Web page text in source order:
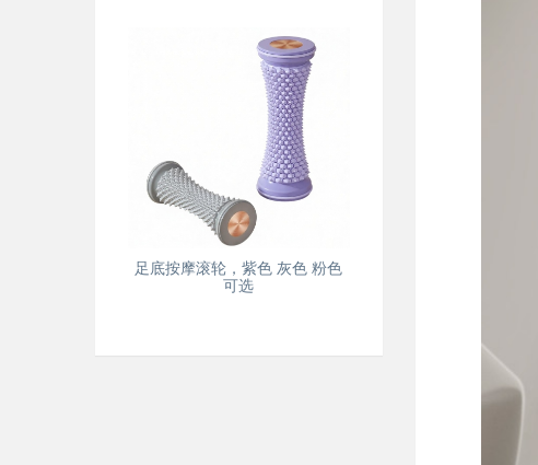
足底按摩滚轮，紫色 灰色 粉色
可选